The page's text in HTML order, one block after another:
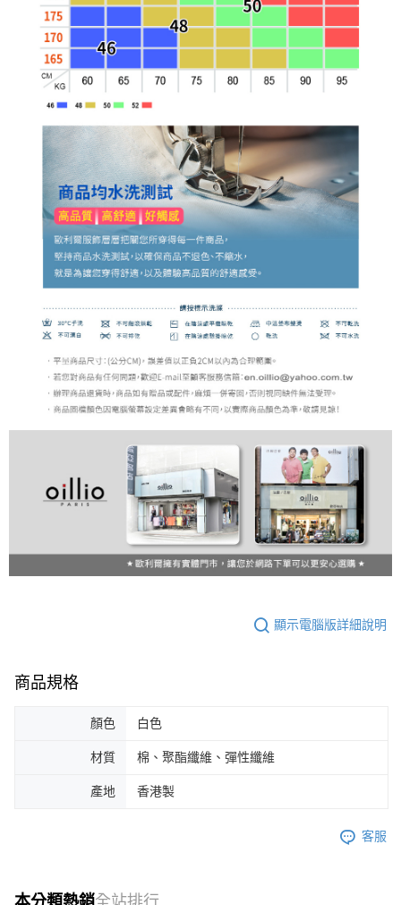
顯示電腦版詳細說明
商品規格
顏色 白色
材質 棉、聚酯纖維、彈性纖維
產地 香港製
客服